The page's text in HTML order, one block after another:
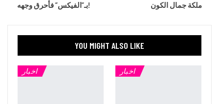
بـ”الفيكس” فأحرق وجهه!
ملكة جمال الكون
YOU MIGHT ALSO LIKE
اخبار اخبار